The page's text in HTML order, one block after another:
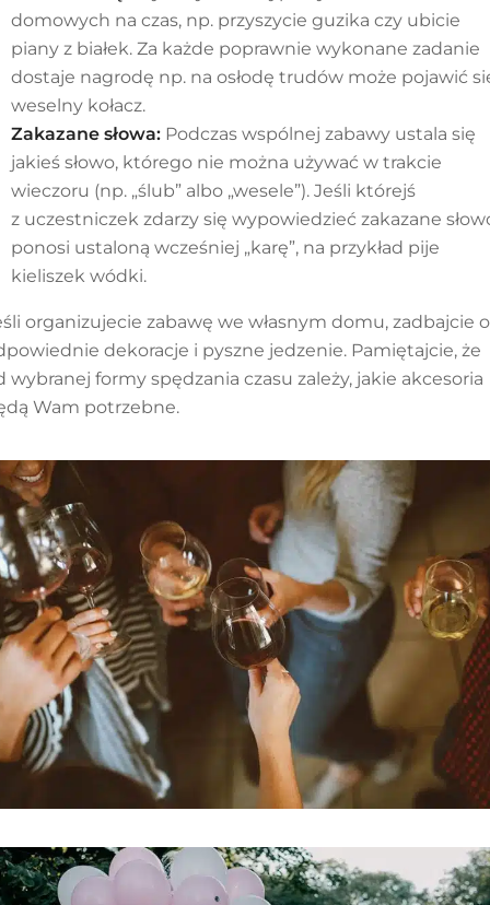
domowych na czas, np. przyszycie guzika czy ubicie
piany z białek. Za każde poprawnie wykonane zadanie
dostaje nagrodę np. na osłodę trudów może pojawić
weselny kołacz.
Zakazane słowa: Podczas wspólnej zabawy ustala się
jakieś słowo, którego nie można używać w trakcie
wieczoru (np. „ślub” albo „wesele”). Jeśli którejś
z uczestniczek zdarzy się wypowiedzieć zakazane
ponosi ustaloną wcześniej „karę”, na przykład pije
kieliszek wódki.
organizujecie zabawę we własnym domu, zadbajcie o
dekoracje i pyszne jedzenie. Pamiętajcie, że
wybranej formy spędzania czasu zależy, jakie akcesoria
Wam potrzebne.